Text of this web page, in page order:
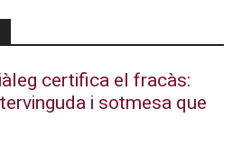
certifica el fracàs:
i sotmesa que